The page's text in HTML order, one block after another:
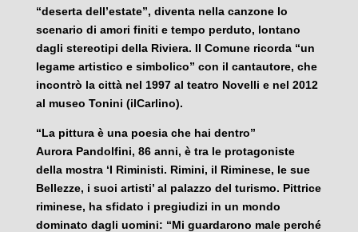
“deserta dell’estate”, diventa nella canzone lo
scenario di amori finiti e tempo perduto, lontano
dagli stereotipi della Riviera. Il Comune ricorda “un
legame artistico e simbolico” con il cantautore, che
incontrò la città nel 1997 al teatro Novelli e nel 2012
al museo Tonini (ilCarlino).
“La pittura è una poesia che hai dentro”
Aurora Pandolfini, 86 anni, è tra le protagoniste
della mostra ‘I Riministi. Rimini, il Riminese, le sue
Bellezze, i suoi artisti’ al palazzo del turismo. Pittrice
riminese, ha sfidato i pregiudizi in un mondo
dominato dagli uomini: “Mi guardarono male perché